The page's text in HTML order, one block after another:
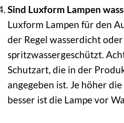
Sind Luxform Lampen
Luxform Lampen für den
der Regel wasserdicht oder
spritzwassergeschützt.
Schutzart, die in der
angegeben ist. Je höher
besser ist die Lampe vor